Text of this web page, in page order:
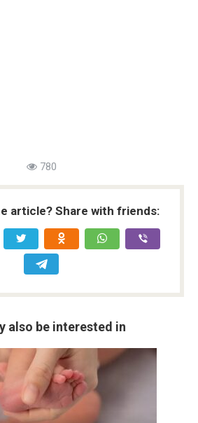
780
article? Share with friends:
also be interested in